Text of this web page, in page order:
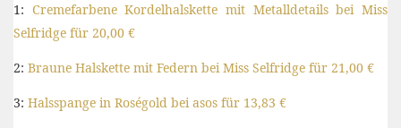
1: Cremefarbene Kordelhalskette mit Metalldetails bei Miss
Selfridge für 20,00 €
2: Braune Halskette mit Federn bei Miss Selfridge für 21,00 €
3: Halsspange in Roségold bei asos für 13,83 €